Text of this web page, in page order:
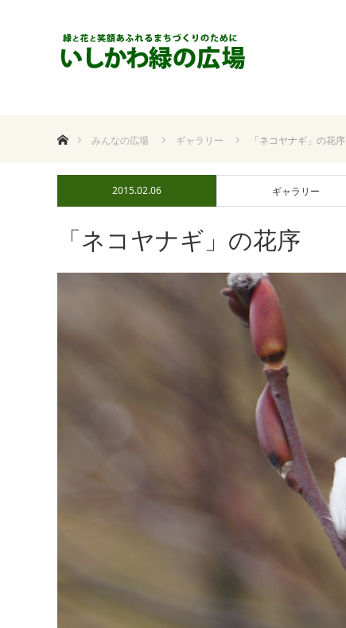
みんなの広場
ギャラリー 「ネコヤナギ」の花序
2015.02.06 ギャラリー
「ネコヤナギ」の花序